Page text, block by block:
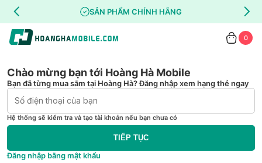
SẢN PHẨM CHÍNH HÃNG
0
Chào mừng bạn tới Hoàng Hà Mobile
Bạn đã từng mua sắm tại Hoàng Hà? Đăng nhập xem hạng thẻ ngay
Hệ thống sẽ kiểm tra và tạo tài khoản nếu bạn chưa có
TIẾP TỤC
Đăng nhập bằng mật khẩu